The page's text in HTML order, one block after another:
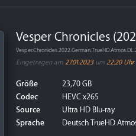
Vesper Chronicles
Eingetragen am 27.01.2023um 22:20 Uhr
Größe
23,70 GB
Codec
HEVC x265
Source
Ultra HD Blu-ray
Sprache
Deutsch TrueHD